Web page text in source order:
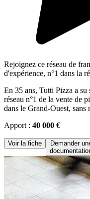
Rejoignez ce réseau de
d'expérience, n°1 dans la
En 35 ans, Tutti Pizza a
réseau n°1 de la vente de
dans le Grand-Ouest, sans
Apport : 40 000 €
Voir la fiche
Demander